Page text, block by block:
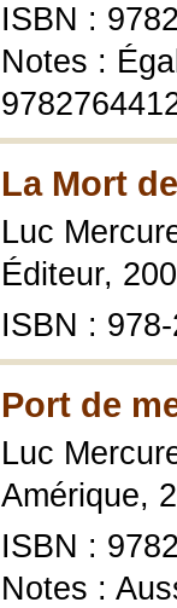
ISBN :
Notes :
La Mort
Luc
Éditeur,
ISBN :
Port de
Luc
Amérique,
ISBN :
Notes :